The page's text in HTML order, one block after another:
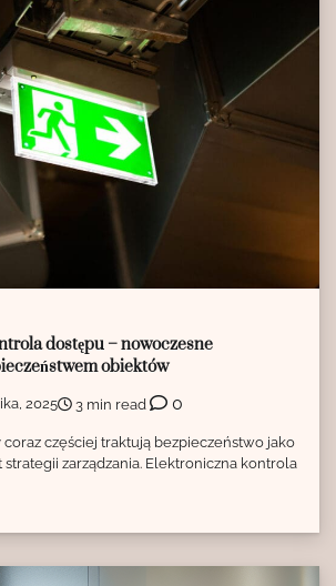
dostępu – nowoczesne
obiektów
2025 3 min read 0
coraz częściej traktują bezpieczeństwo jako
zarządzania. Elektroniczna kontrola